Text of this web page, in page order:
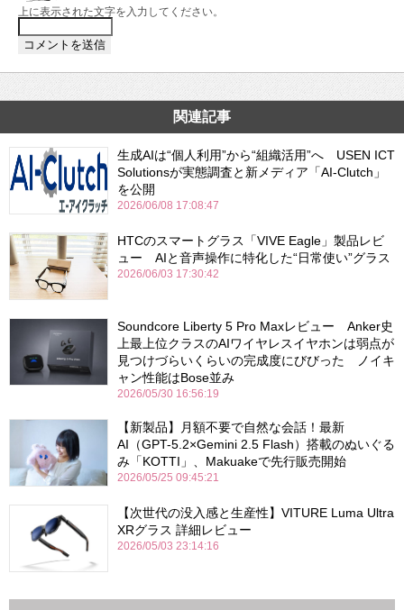
上に表示された文字を入力してください。
関連記事
生成AIは“個人利用”から“組織活用”へ USEN ICT
Solutionsが実態調査と新メディア「AI-Clutch」
を公開
2026/06/08 17:08:47
HTCのスマートグラス「VIVE Eagle」製品レビ
ュー AIと音声操作に特化した“日常使い”グラス
2026/06/03 17:30:42
Soundcore Liberty 5 Pro Maxレビュー Anker史
上最上位クラスのAIワイヤレスイヤホンは弱点が
見つけづらいくらいの完成度にびびった ノイキ
ャン性能はBose並み
2026/05/30 16:56:19
【新製品】月額不要で自然な会話！最新
AI（GPT-5.2×Gemini 2.5 Flash）搭載のぬいぐる
み「KOTTI」、Makuakeで先行販売開始
2026/05/25 09:45:21
【次世代の没入感と生産性】VITURE Luma Ultra
XRグラス 詳細レビュー
2026/05/03 23:14:16